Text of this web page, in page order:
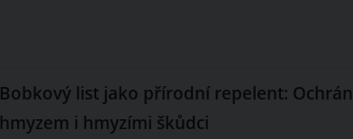
Bobkový list jako přírodní repelent:
hmyzem i hmyzími škůdci